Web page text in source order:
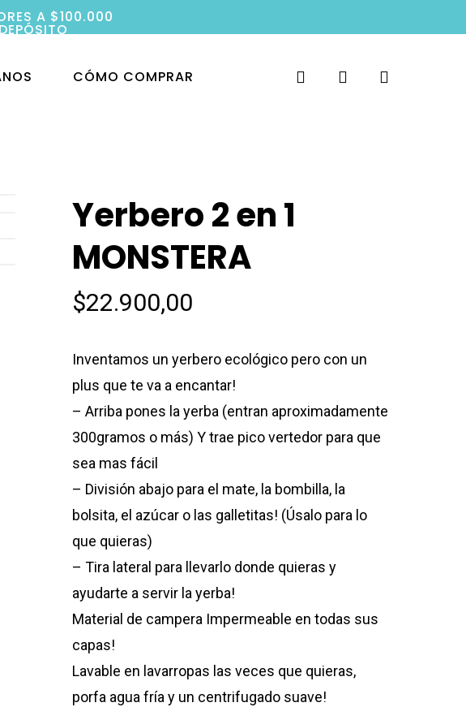
A $100.000
CÓMO COMPRAR search account
Yerbero 2 en 1
MONSTERA
$22.900,00
Inventamos un yerbero ecológico pero con un
plus que te va a encantar!
– Arriba pones la yerba (entran aproximadamente
300gramos o más) Y trae pico vertedor para que
sea mas fácil
– División abajo para el mate, la bombilla, la
bolsita, el azúcar o las galletitas! (Úsalo para lo
que quieras)
– Tira lateral para llevarlo donde quieras y
ayudarte a servir la yerba!
Material de campera Impermeable en todas sus
capas!
Lavable en lavarropas las veces que quieras,
porfa agua fría y un centrifugado suave!